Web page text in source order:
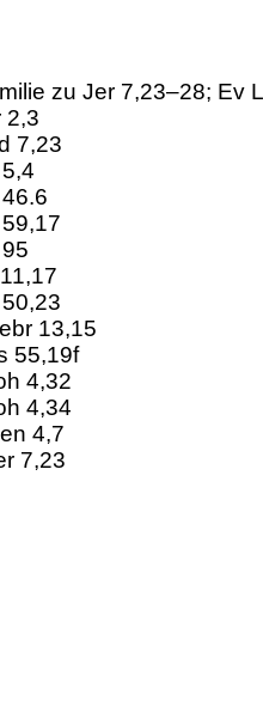
zu Jer 7,23–28; Ev
2,3
7,23
13,15
55,19f
4,32
4,34
4,7
7,23